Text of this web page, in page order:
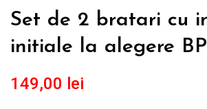
Set de 2 bratari cu
initiale la alegere
149,00 lei